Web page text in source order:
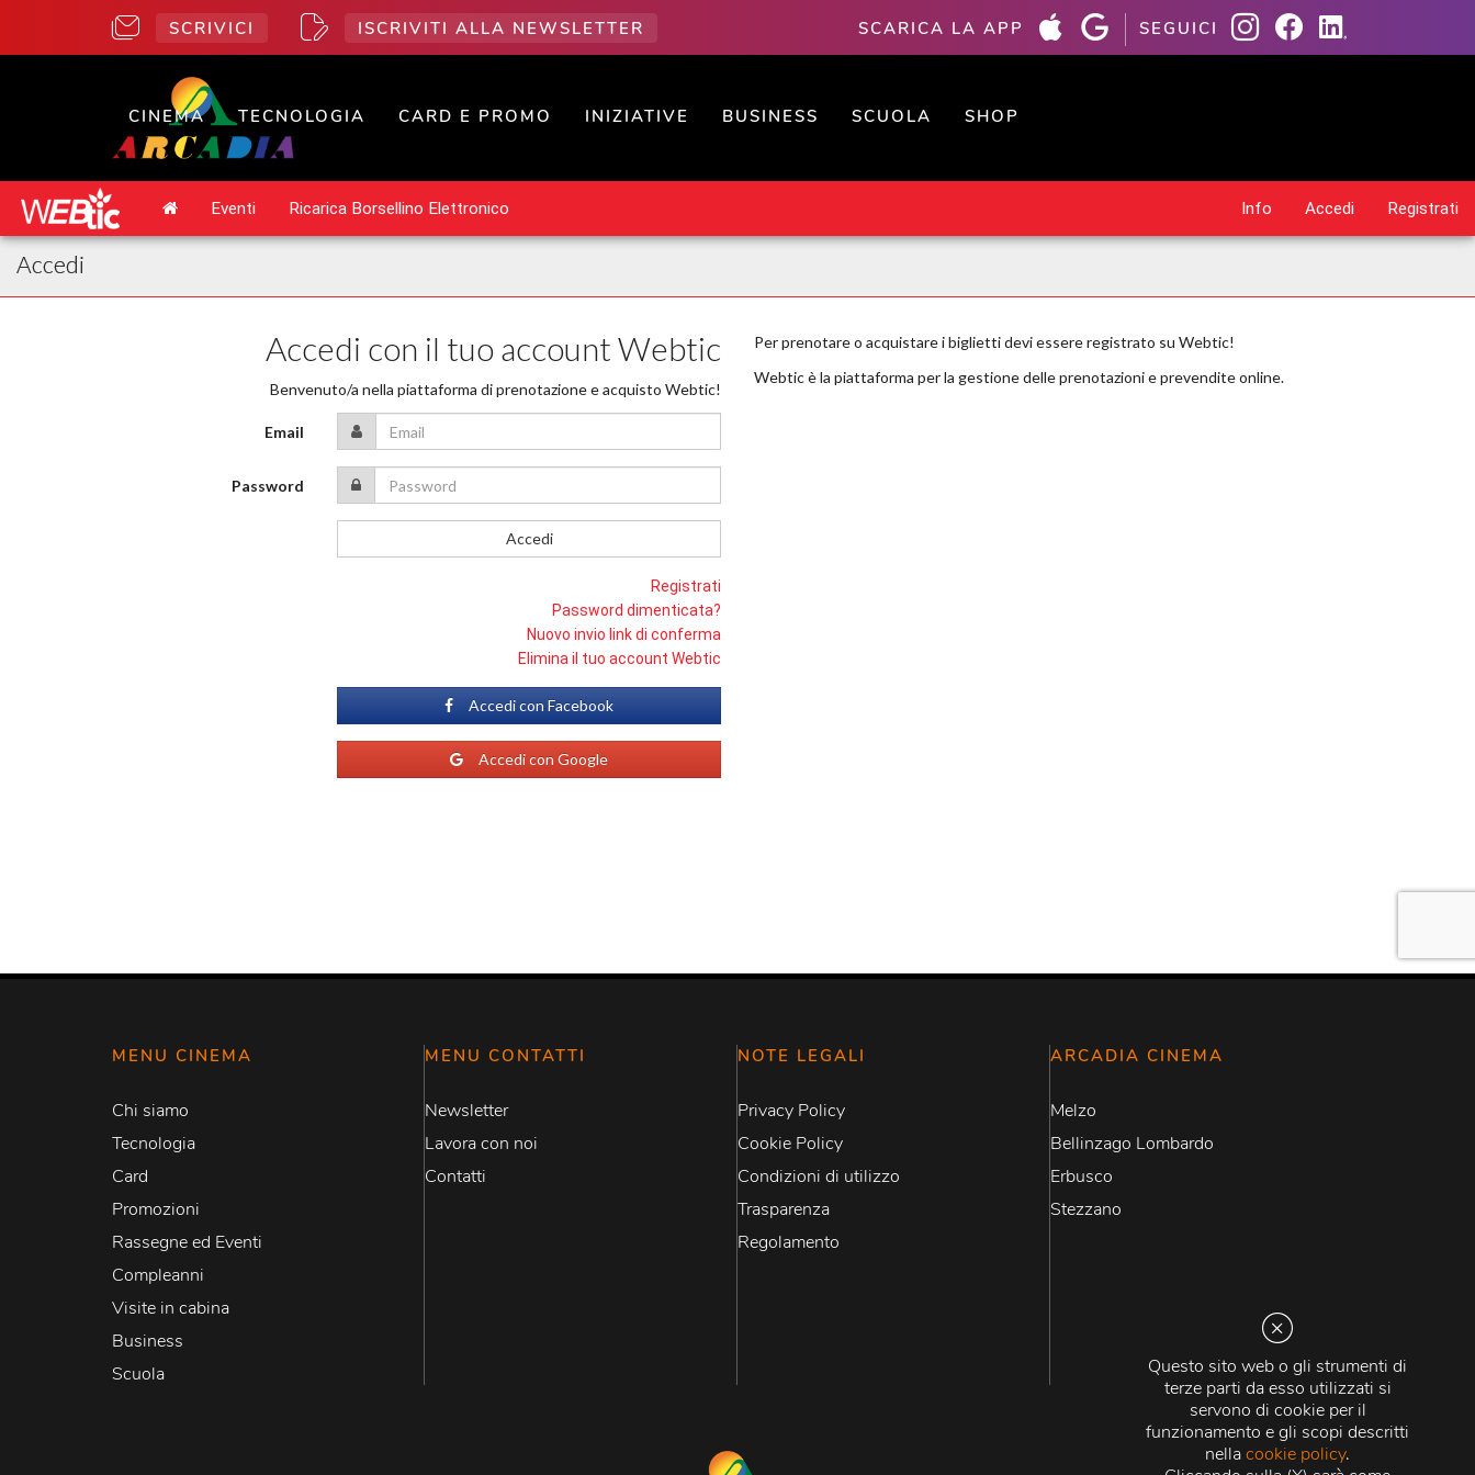
Questo sito web o gli strumenti di
terze parti da esso utilizzati si
servono di cookie per il
funzionamento e gli scopi descritti
nellacookie policy.
SCRIVICI ISCRIVITI ALLA NEWSLETTER SCARICA LA APP SEGUICI
CINEMA TECNOLOGIA CARD E PROMO INIZIATIVE BUSINESS SCUOLA SHOP
MENU CINEMA
Chi siamo
Tecnologia
Card
Promozioni
Rassegne ed Eventi
Compleanni
Visite in cabina
Business
Scuola
MENU CONTATTI
Newsletter
Lavora con noi
Contatti
NOTE LEGALI
Privacy Policy
Cookie Policy
Condizioni di utilizzo
Trasparenza
Regolamento
ARCADIA CINEMA
Melzo
Bellinzago Lombardo
Erbusco
Stezzano